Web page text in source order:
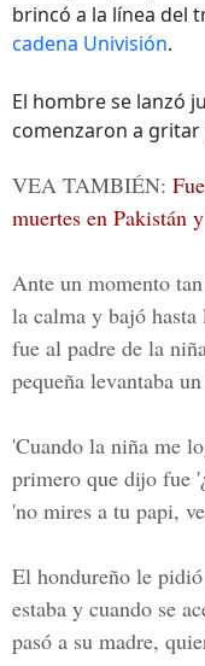
brincó a la línea del
cadena Univisión.
El hombre se lanzó
comenzaron a
VEA TAMBIÉN:
muertes en Pakistán
Ante un momento
la calma y bajó
fue al padre de la
pequeña levantaba
'Cuando la niña me
primero que dijo fue
'no mires a tu papi,
El hondureño le pidió
estaba y cuando se
pasó a su madre,